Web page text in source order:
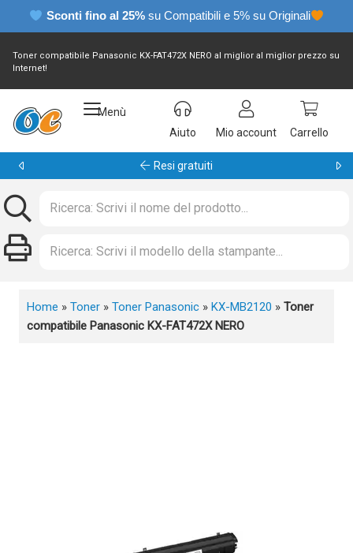
Sconti fino al 25% su Compatibili e 5% su Originali
Toner compatibile Panasonic KX-FAT472X NERO al miglior al miglior prezzo su
Internet!
Menù
Aiuto
Mio account Carrello
Garanzia 24 mesi
Home » Toner » Toner Panasonic » KX-MB2120 » Toner
compatibile Panasonic KX-FAT472X NERO